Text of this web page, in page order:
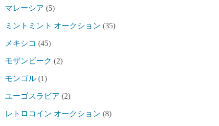
マレーシア (5)
ミントミント オークション (35)
メキシコ (45)
モザンビーク (2)
モンゴル (1)
ユーゴスラビア (2)
レトロコイン オークション (8)